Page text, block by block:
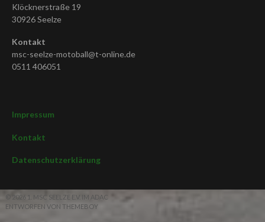
Klöcknerstraße 19
30926 Seelze
Kontakt
msc-seelze-motoball@t-online.de
0511 406051
Impressum
Kontakt
Datenschutzerklärung
© 2026 1. MSC SEELZE E.V. IM ADAC
ENTWORFEN VON THEMEBOY